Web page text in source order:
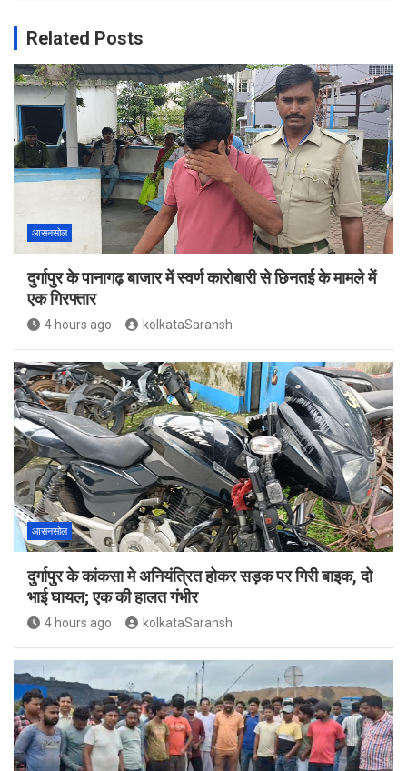
Related Posts
आसनसोल
दुर्गापुर के पानागढ़ बाजार में स्वर्ण कारोबारी से छिनतई के मामले में
एक गिरफ्तार
4 hours ago kolkataSaransh
आसनसोल
दुर्गापुर के कांकसा मे अनियंत्रित होकर सड़क पर गिरी बाइक, दो
भाई घायल; एक की हालत गंभीर
4 hours ago kolkataSaransh